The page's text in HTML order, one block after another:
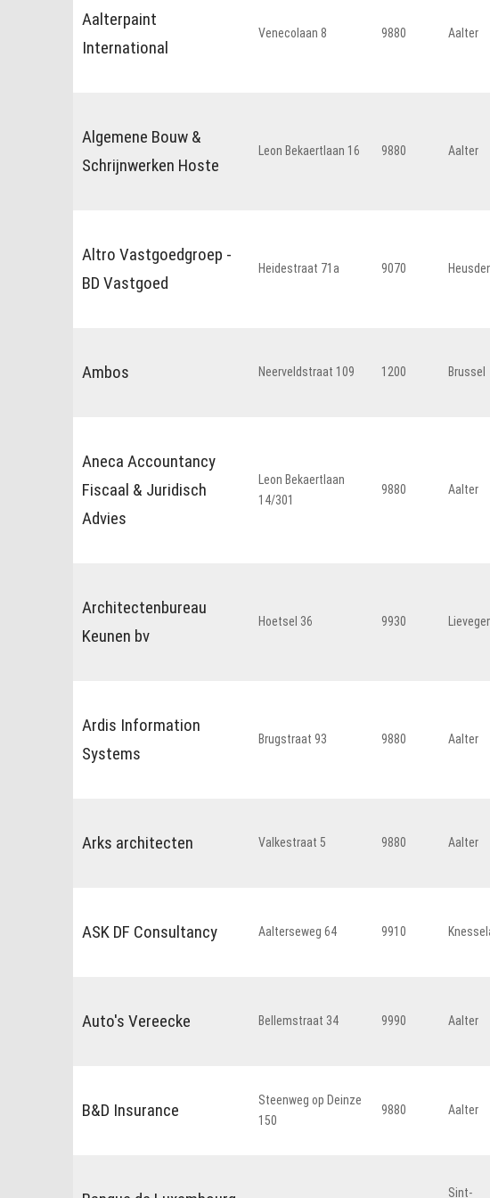
Aalterpaint
International
Venecolaan 8 9880 Aalter
Algemene Bouw &
Schrijnwerken Hoste
Leon Bekaertlaan 16 9880 Aalter
Altro Vastgoedgroep -
BD Vastgoed
Heidestraat 71a 9070
Ambos Neerveldstraat 109 1200 Brussel
Aneca Accountancy
Fiscaal & Juridisch
Advies
Leon Bekaertlaan
14/301
9880 Aalter
Architectenbureau
Keunen bv
Hoetsel 36 9930
Ardis Information
Systems
Brugstraat 93 9880 Aalter
Arks architecten Valkestraat 5 9880 Aalter
ASK DF Consultancy Aalterseweg 64 9910
Auto's Vereecke Bellemstraat 34 9990 Aalter
B&D Insurance
Steenweg op Deinze
150
9880 Aalter
Sint-